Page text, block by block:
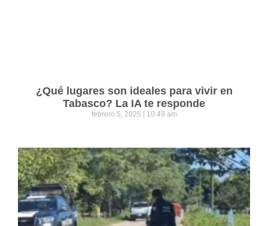
¿Qué lugares son ideales para vivir en
Tabasco? La IA te responde
febrero 5, 2025 10:49 am